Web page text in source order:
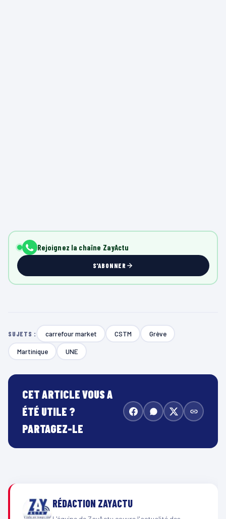
Rejoignez la chaîne ZayActu
S'ABONNER
SUJETS : carrefour market CSTM Grève
Martinique UNE
CET ARTICLE VOUS A
ÉTÉ UTILE ?
PARTAGEZ-LE
RÉDACTION ZAYACTU